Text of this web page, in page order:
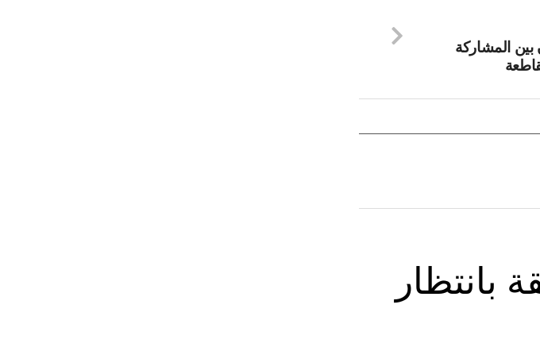
بين المشاركة
بانتظار